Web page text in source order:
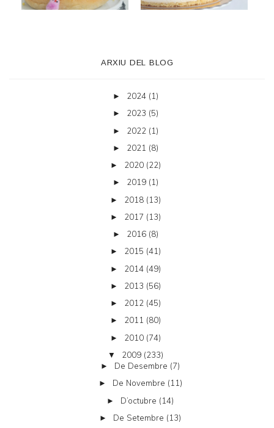
ARXIU DEL BLOG
► 2024 (1)
► 2023 (5)
► 2022 (1)
► 2021 (8)
► 2020 (22)
► 2019 (1)
► 2018 (13)
► 2017 (13)
► 2016 (8)
► 2015 (41)
► 2014 (49)
► 2013 (56)
► 2012 (45)
► 2011 (80)
► 2010 (74)
▼ 2009 (233)
► De Desembre (7)
► De Novembre (11)
► D’octubre (14)
► De Setembre (13)